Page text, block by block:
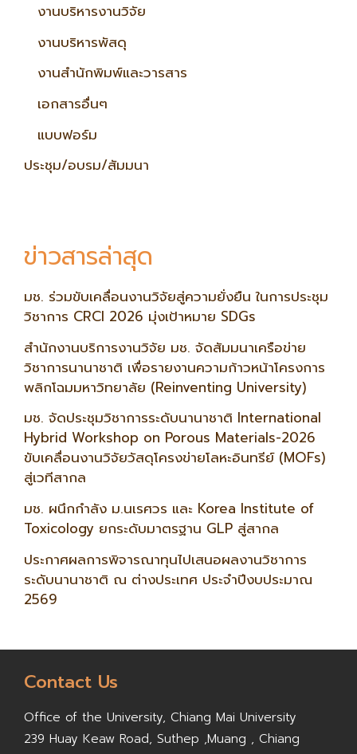
งานบริหารงานวิจัย
งานบริหารพัสดุ
งานสำนักพิมพ์และวารสาร
เอกสารอื่นๆ
แบบฟอร์ม
ประชุม/อบรม/สัมมนา
ข่าวสารล่าสุด
มช. ร่วมขับเคลื่อนงานวิจัยสู่ความยั่งยืน ในการประชุม
วิชาการ CRCI 2026 มุ่งเป้าหมาย SDGs
สำนักงานบริการงานวิจัย มช. จัดสัมมนาเครือข่าย
วิชาการนานาชาติ เพื่อรายงานความก้าวหน้าโครงการ
พลิกโฉมมหาวิทยาลัย (Reinventing University)
มช. จัดประชุมวิชาการระดับนานาชาติ International
Hybrid Workshop on Porous Materials-2026
ขับเคลื่อนงานวิจัยวัสดุโครงข่ายโลหะอินทรีย์ (MOFs)
สู่เวทีสากล
มช. ผนึกกำลัง ม.นเรศวร และ Korea Institute of
Toxicology ยกระดับมาตรฐาน GLP สู่สากล
ประกาศผลการพิจารณาทุนไปเสนอผลงานวิชาการ
ระดับนานาชาติ ณ ต่างประเทศ ประจำปีงบประมาณ
2569
Contact Us
Office of the University, Chiang Mai University
239 Huay Keaw Road, Suthep ,Muang , Chiang